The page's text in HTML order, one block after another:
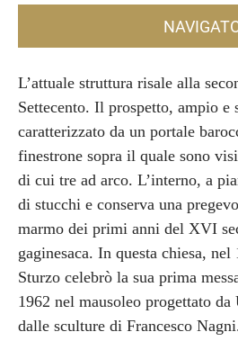
L’attuale struttura risale alla
Settecento. Il prospetto, ampio e
caratterizzato da un portale
finestrone sopra il quale sono
di cui tre ad arco. L’interno, a
di stucchi e conserva una
marmo dei primi anni del XVI
gaginesaca. In questa chiesa,
Sturzo celebrò la sua prima
1962 nel mausoleo progettato
dalle sculture di Francesco